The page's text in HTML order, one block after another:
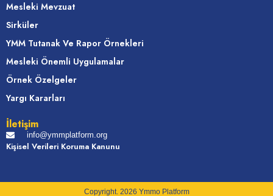
Mesleki Mevzuat
Sirküler
YMM Tutanak Ve Rapor Örnekleri
Mesleki Önemli Uygulamalar
Örnek Özelgeler
Yargı Kararları
İletişim
info@ymmplatform.org
Kişisel Verileri Koruma Kanunu
Copyright. 2026 Ymmo Platform